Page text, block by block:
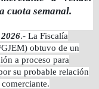
cuota semanal.
.- La Fiscalía
obtuvo de un
a proceso para
su probable relación